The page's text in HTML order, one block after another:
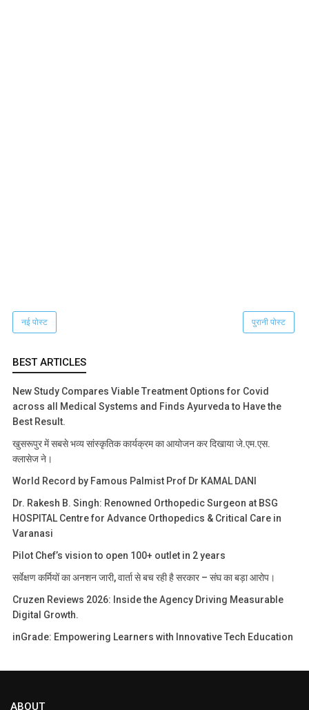
नई पोस्ट पुरानी पोस्ट
BEST ARTICLES
New Study Compares Viable Treatment Options for Covid
across all Medical Systems and Finds Ayurveda to Have the
Best Result.
खुसरूपुर में सबसे भव्य सांस्कृतिक कार्यक्रम का आयोजन कर दिखाया जे.एम.एस.
क्लासेज ने।
World Record by Famous Palmist Prof Dr KAMAL DANI
Dr. Rakesh B. Singh: Renowned Orthopedic Surgeon at BSG
HOSPITAL Centre for Advance Orthopedics & Critical Care in
Varanasi
Pilot Chef’s vision to open 100+ outlet in 2 years
सर्वेक्षण कर्मियों का अनशन जारी, वार्ता से बच रही है सरकार – संघ का बड़ा आरोप।
Cruzen Reviews 2026: Inside the Agency Driving Measurable
Digital Growth.
inGrade: Empowering Learners with Innovative Tech Education
ABOUT